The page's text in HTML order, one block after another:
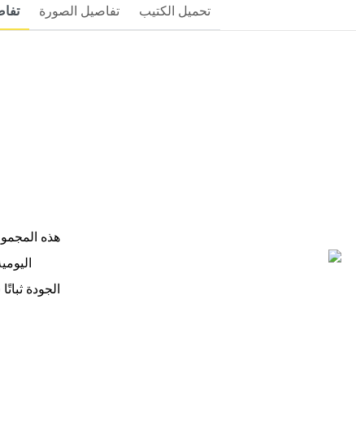
تفاصيل الصورة تحميل الكتيب
الجودة